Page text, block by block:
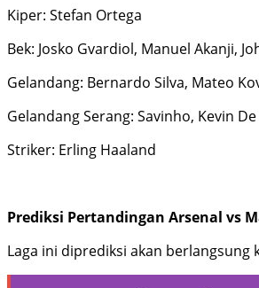
Kiper: Stefan Ortega
Bek: Josko Gvardiol, Manuel Akanji,
Gelandang: Bernardo Silva, Mateo
Gelandang Serang: Savinho, Kevin
Striker: Erling Haaland
Prediksi Pertandingan Arsenal vs
Laga ini diprediksi akan